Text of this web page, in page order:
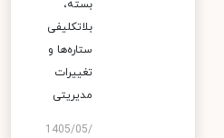
بسته،
بلاتکلیفی
ستاره‌ها و
تغییرات
مدیریتی
1405/05/